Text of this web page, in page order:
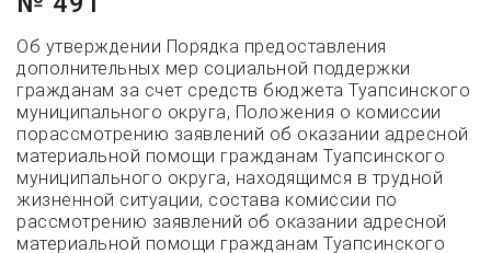
Об утверждении Порядка предоставления
дополнительных мер социальной поддержки
гражданам за счет средств бюджета Туапсинского
муниципального округа, Положения о комиссии
порассмотрению заявлений об оказании адресной
материальной помощи гражданам Туапсинского
муниципального округа, находящимся в трудной
жизненной ситуации, состава комиссии по
рассмотрению заявлений об оказании адресной
материальной помощи гражданам Туапсинского